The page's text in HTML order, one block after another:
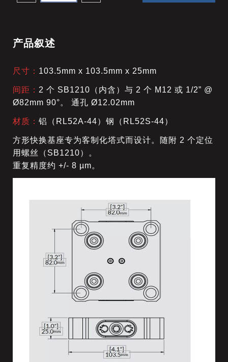
产品叙述
尺寸： 103.5mm x 103.5mm x 25mm
间距： 2 个 SB1210（内含）与 2 个 M12 或 1/2” @
Ø82mm 90°。 通孔 Ø12.02mm
材质：铝（RL52A-44）钢（RL52S-44）
方形快换基座专为客制化塔式而设计。 随附 2 个定位
用螺丝（SB1210）。
重复精度约 +/- 8 µm。